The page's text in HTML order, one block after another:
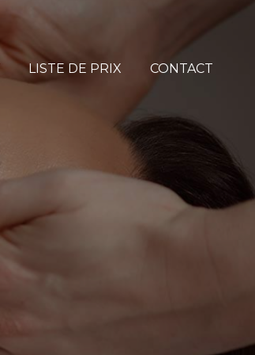
LISTE DE PRIX CONTACT